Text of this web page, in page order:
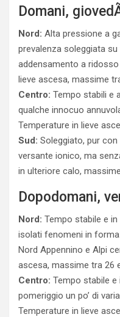
Domani,
Nord: Alta pressione a
prevalenza soleggiata
addensamento a
lieve ascesa, massime
Centro: Tempo stabili e
qualche innocuo
Temperature in lieve
Sud: Soleggiato, pur
versante ionico, ma
in ulteriore calo,
Dopodomani,
Nord: Tempo stabile e
isolati fenomeni in
Nord Appennino e Alpi
ascesa, massime tra 26
Centro: Tempo stabile e
pomeriggio un po’ di
Temperature in lieve